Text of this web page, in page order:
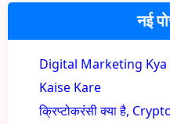
नई
Digital Marketing
Kaise Kare
क्रिप्टोकरंसी क्या है,